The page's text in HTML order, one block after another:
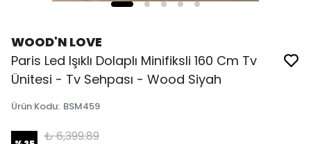
WOOD'N LOVE
Paris Led Işıklı Dolaplı Minifiksli 160 Cm Tv
Ünitesi - Tv Sehpası - Wood Siyah
Ürün Kodu: BSM459
₺ 6,399.89